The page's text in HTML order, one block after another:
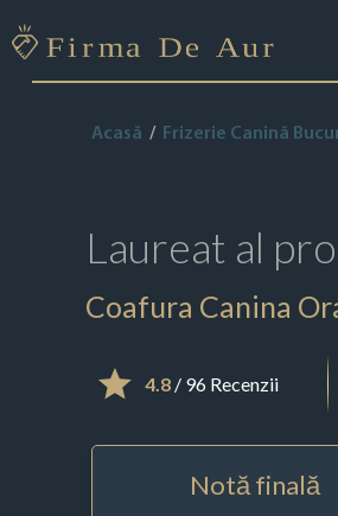
Acasă Frizerie Canină
Laureat al
Coafura Canina
4.8/ 96 Recenzii
Notă finală